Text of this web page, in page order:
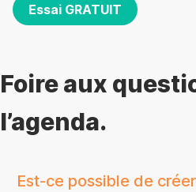
Essai GRATUIT
Foire aux
l’agenda.
Est-ce possible de